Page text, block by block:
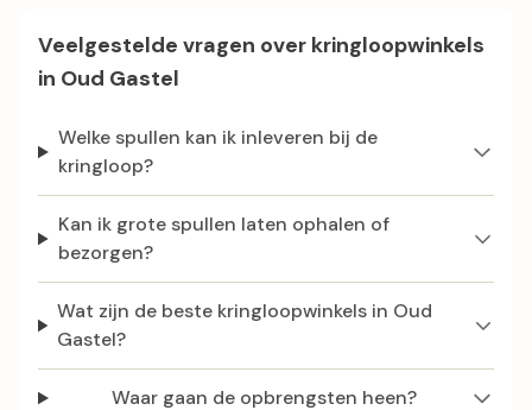
Veelgestelde vragen over kringloopwinkels
in Oud Gastel
Welke spullen kan ik inleveren bij de
kringloop?
Kan ik grote spullen laten ophalen of
bezorgen?
Wat zijn de beste kringloopwinkels in Oud
Gastel?
Waar gaan de opbrengsten heen?